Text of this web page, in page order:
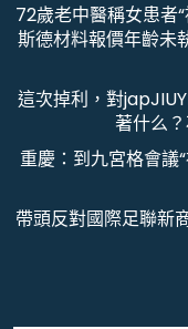
72歲老中醫稱女患者
斯德材料報價年齡未
這次掉利，對
著什么
重慶：到九宮格會議
帶頭反對國際足聯新